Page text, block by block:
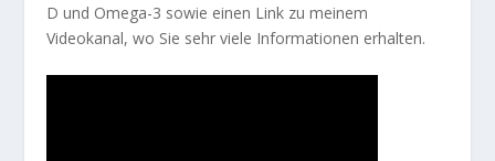
D und Omega-3 sowie einen Link zu meinem
Videokanal, wo Sie sehr viele Informationen erhalten.